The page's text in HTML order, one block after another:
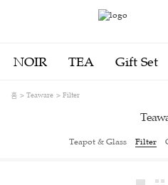
NOIR TEA Gift Set
홈 Teaware Filter
Teapot & Glass Filter